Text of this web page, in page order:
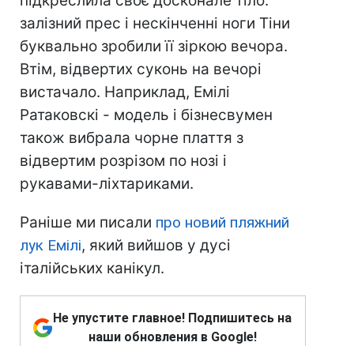
залізний прес і нескінченні ноги Тіни
буквально зробили її зіркою вечора.
Втім, відвертих суконь на вечорі
вистачало. Наприклад, Емілі
Ратаковскі - модель і бізнесвумен
також вибрала чорне плаття з
відвертим розрізом по нозі і
рукавами-ліхтариками.
Раніше ми писали про новий пляжний
лук Емілі, який вийшов у дусі
італійських канікул.
Не упустите главное! Подпишитесь на
наши обновления в Google!